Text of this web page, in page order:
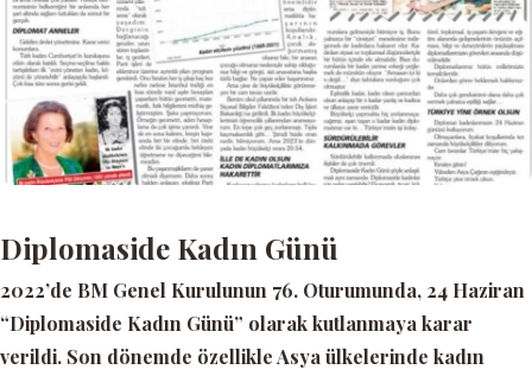
Diplomaside Kadın Günü
2022’de BM Genel Kurulunun 76. Oturumunda, 24 Haziran
“Diplomaside Kadın Günü” olarak kutlanmaya karar
verildi. Son dönemde özellikle Asya ülkelerinde kadın